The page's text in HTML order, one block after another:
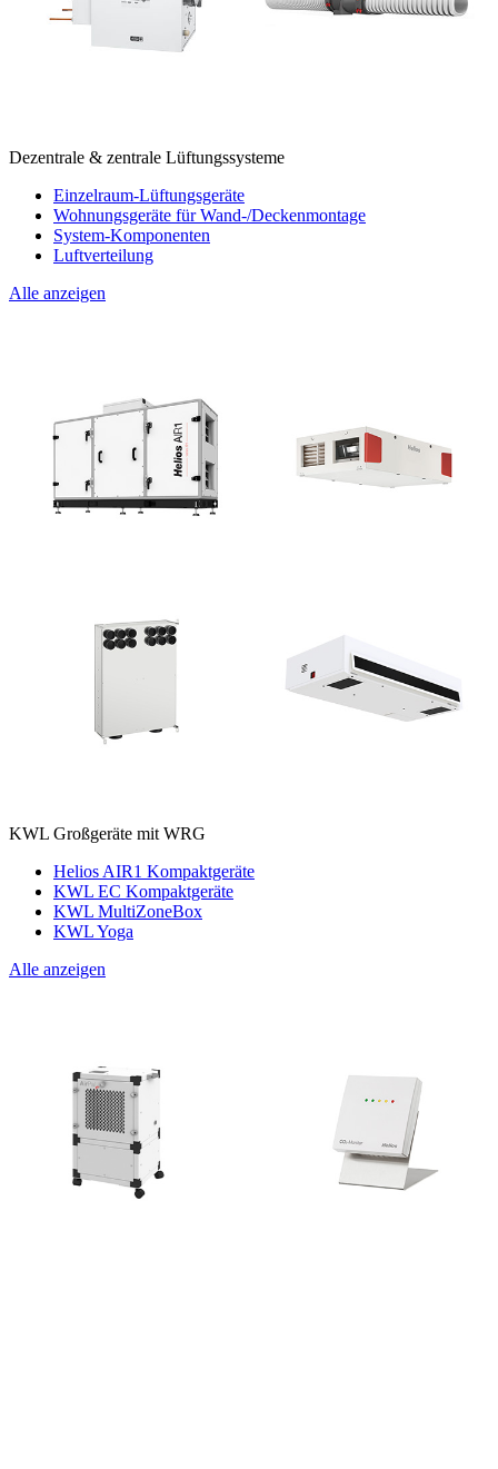
Dezentrale & zentrale Lüftungssysteme
Einzelraum-Lüftungsgeräte
Wohnungsgeräte für Wand-/Deckenmontage
System-Komponenten
Luftverteilung
Alle anzeigen
KWL Großgeräte mit WRG
Helios AIR1 Kompaktgeräte
KWL EC Kompaktgeräte
KWL MultiZoneBox
KWL Yoga
Alle anzeigen